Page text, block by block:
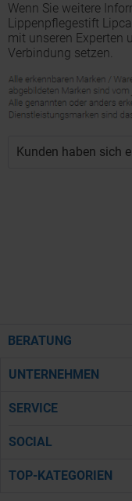
Wenn Sie weitere
Lippenpflegestift
mit unseren Experten
Verbindung setzen.
Kunden haben sich
BERATUNG
UNTERNEHMEN
SERVICE
SOCIAL
TOP-KATEGORIEN